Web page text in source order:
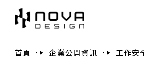
首頁 企業公開資訊 工作安